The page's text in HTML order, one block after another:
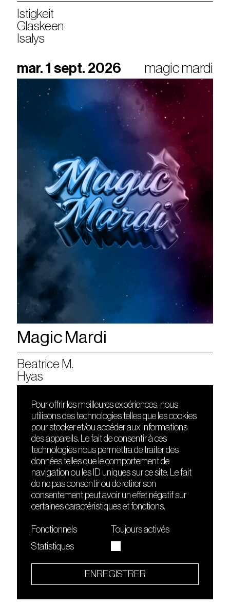
Istigkeit
Glaskeen
Isalys
mar. 1 sept. 2026 magic mardi
Magic Mardi
Beatrice M.
Hyas
DÉCOUVRIR
Le lieu
Contact
Presse
Cours de DJing
TMLAB
FRIENDS
Nuits sonores
HEAT
Hôtel71
La Gaîté Lyrique
Le Sucre fait partie de
Quartier culturel et créatif
Pour offrir les meilleures expériences, nous
utilisons des technologies telles que les cookies
pour stocker et/ou accéder aux informations
des appareils. Le fait de consentir à ces
technologies nous permettra de traiter des
données telles que le comportement de
navigation ou les ID uniques sur ce site. Le fait
de ne pas consentir ou de retirer son
consentement peut avoir un effet négatif sur
certaines caractéristiques et fonctions.
Fonctionnels
Toujours activés
Statistiques
ENREGISTRER